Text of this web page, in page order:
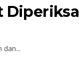
Diperiksa
dan...